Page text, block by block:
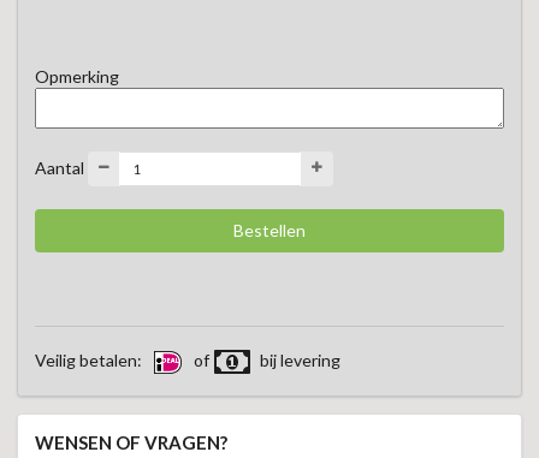
Opmerking
Aantal
Veilig betalen: of bij levering
WENSEN OF VRAGEN?